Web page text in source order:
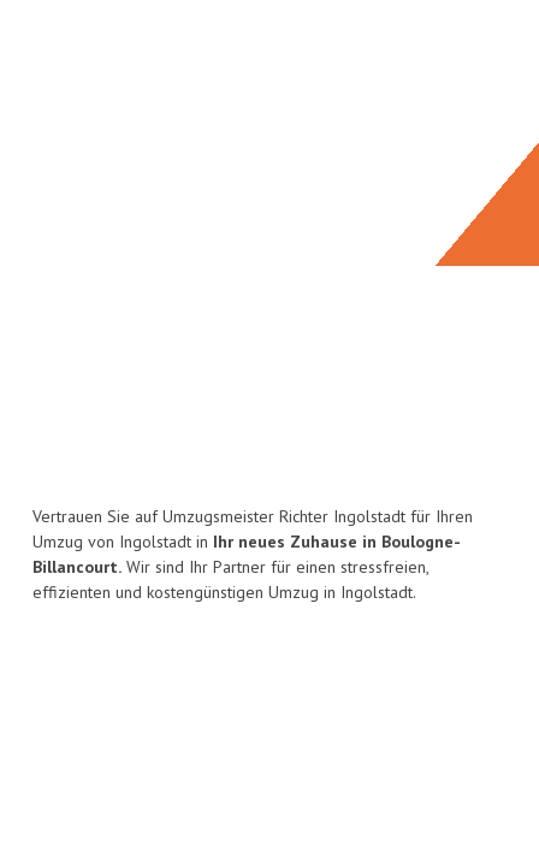
Vertrauen Sie auf Umzugsmeister Richter Ingolstadt für Ihren
Umzug von Ingolstadt in Ihr neues Zuhause in Boulogne-
Billancourt. Wir sind Ihr Partner für einen stressfreien,
effizienten und kostengünstigen Umzug in Ingolstadt.